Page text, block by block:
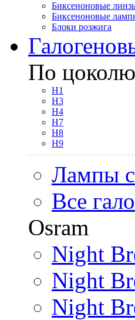
Биксеноновые
Биксеноновые
Блоки розжига
По цоколю
H1
H3
H4
H7
H8
H9
Лампы
Все
Osram
Night
Night
Night